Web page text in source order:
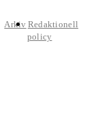
Arkiv Redaktionell
policy